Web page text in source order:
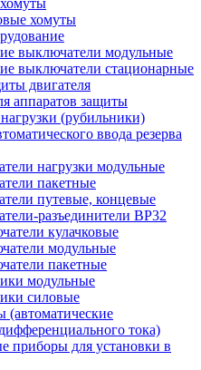
хомуты
выключатели модульные
выключатели стационарные
двигателя
аппаратов защиты
(рубильники)
ввода резерва
нагрузки модульные
пакетные
путевые, концевые
разъединители ВР32
кулачковые
модульные
пакетные
модульные
силовые
(автоматические
тока)
приборы для установки в